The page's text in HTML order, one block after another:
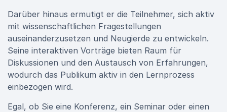
Darüber hinaus ermutigt er die Teilnehmer, sich aktiv
mit wissenschaftlichen Fragestellungen
auseinanderzusetzen und Neugierde zu entwickeln.
Seine interaktiven Vorträge bieten Raum für
Diskussionen und den Austausch von Erfahrungen,
wodurch das Publikum aktiv in den Lernprozess
einbezogen wird.
Egal, ob Sie eine Konferenz, ein Seminar oder einen